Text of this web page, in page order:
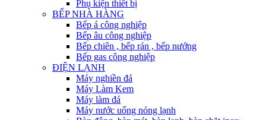
Phụ kiện thiết bị
BẾP NHÀ HÀNG
Bếp á công nghiệp
Bếp âu công nghiệp
Bếp chiên , bếp rán , bếp nướng
Bếp gas công nghiệp
ĐIỆN LẠNH
Máy nghiền đá
Máy Làm Kem
Máy làm đá
Máy nước uống nóng lạnh